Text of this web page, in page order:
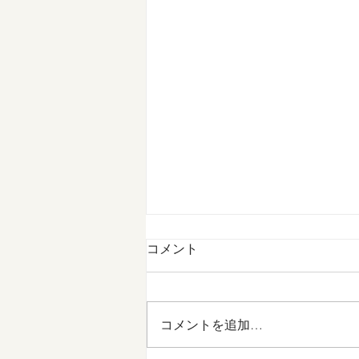
コメント
コメントを追加…